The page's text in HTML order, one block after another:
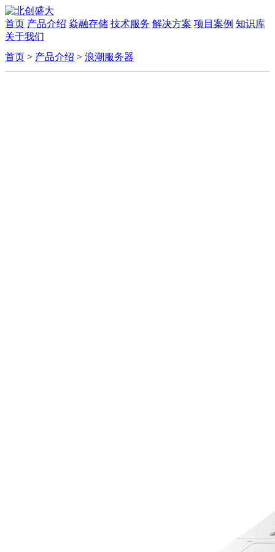
首页 产品介绍 焱融存储 技术服务 解决方案 项目案例 知识库
关于我们
首页 > 产品介绍 > 浪潮服务器